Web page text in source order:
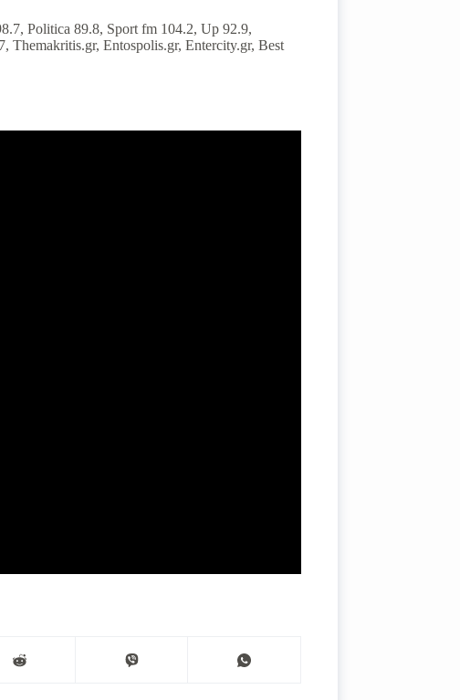
Politica 89.8, Sport fm 104.2, Up 92.9,
Entospolis.gr, Entercity.gr, Best